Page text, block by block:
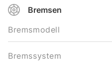
Bremsen
Bremsmodell
Bremssystem